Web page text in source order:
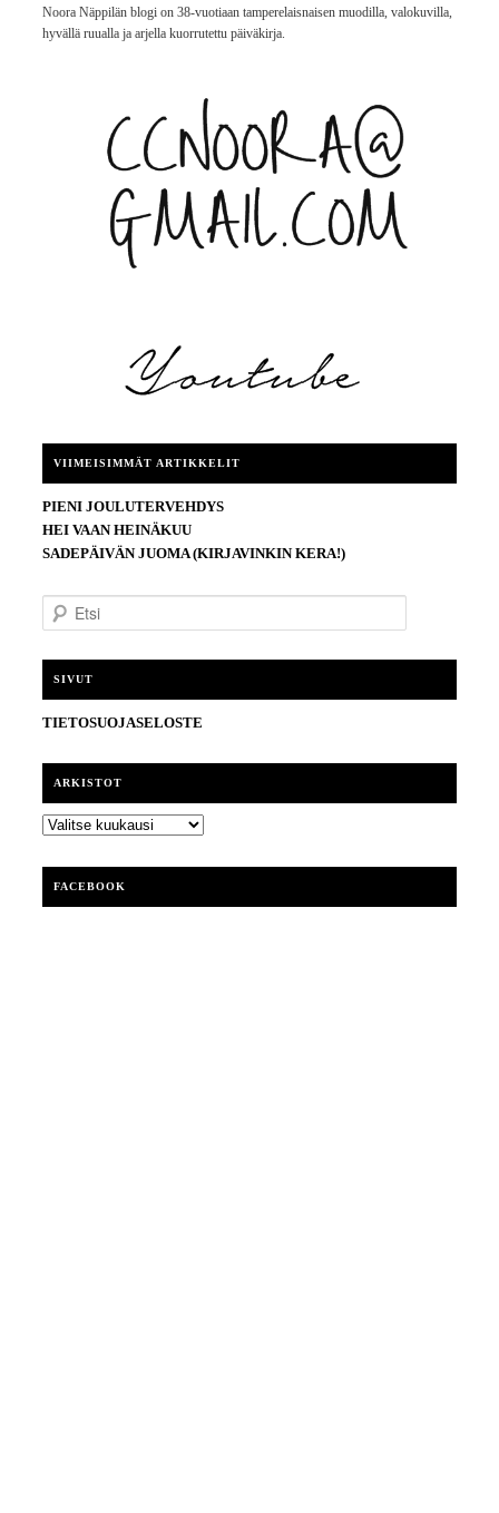
Noora Näppilän blogi on 38-vuotiaan tamperelaisnaisen muodilla, valokuvilla,
hyvällä ruualla ja arjella kuorrutettu päiväkirja.
VIIMEISIMMÄT ARTIKKELIT
PIENI JOULUTERVEHDYS
HEI VAAN HEINÄKUU
SADEPÄIVÄN JUOMA (KIRJAVINKIN KERA!)
SIVUT
TIETOSUOJASELOSTE
ARKISTOT
ARKISTOT
FACEBOOK